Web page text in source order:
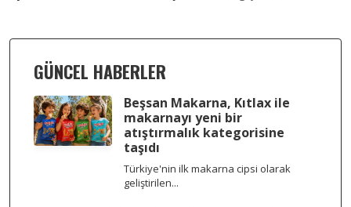
GÜNCEL HABERLER
Beşsan Makarna, Kıtlax ile
makarnayı yeni bir
atıştırmalık kategorisine
taşıdı
Türkiye'nin ilk makarna cipsi olarak
geliştirilen...